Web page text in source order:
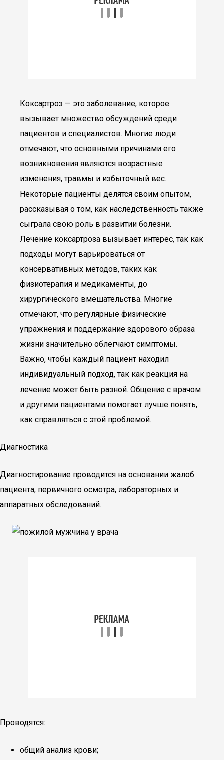
Коксартроз — это заболевание, которое
вызывает множество обсуждений среди
пациентов и специалистов. Многие люди
отмечают, что основными причинами его
возникновения являются возрастные
изменения, травмы и избыточный вес.
Некоторые пациенты делятся своим опытом,
рассказывая о том, как наследственность также
сыграла свою роль в развитии болезни.
Лечение коксартроза вызывает интерес, так как
подходы могут варьироваться от
консервативных методов, таких как
физиотерапия и медикаменты, до
хирургического вмешательства. Многие
отмечают, что регулярные физические
упражнения и поддержание здорового образа
жизни значительно облегчают симптомы.
Важно, чтобы каждый пациент находил
индивидуальный подход, так как реакция на
лечение может быть разной. Общение с врачом
и другими пациентами помогает лучше понять,
как справляться с этой проблемой.
Диагностика
Диагностирование проводится на основании жалоб
пациента, первичного осмотра, лабораторных и
аппаратных обследований.
Проводятся:
общий анализ крови;